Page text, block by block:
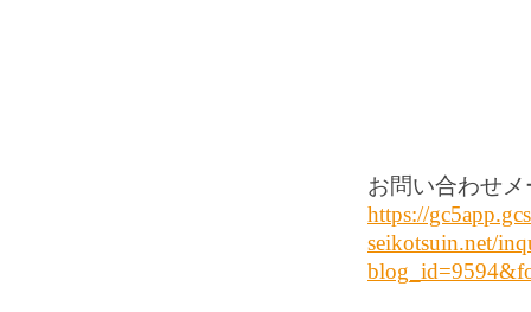
お問い合わせ
https://
seikotsuin.net/